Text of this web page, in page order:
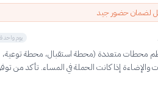
لضمان حضور جيد
يوم واحد
محطات متعددة (محطة استقبال، محطة
إذا كانت الحملة في المساء. تأكد من